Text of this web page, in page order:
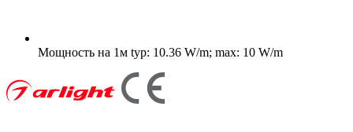
Мощность на 1м typ: 10.36 W/m; max: 10 W/m